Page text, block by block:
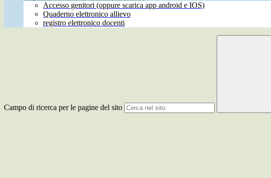
Accesso genitori (oppure scarica app android e IOS)
Quaderno elettronico allievo
registro elettronico docenti
Campo di ricerca per le pagine del sito